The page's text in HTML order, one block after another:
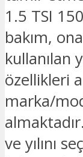
1.5 TSI
bakım,
kullanılan
özellikleri
marka/
ve yılını